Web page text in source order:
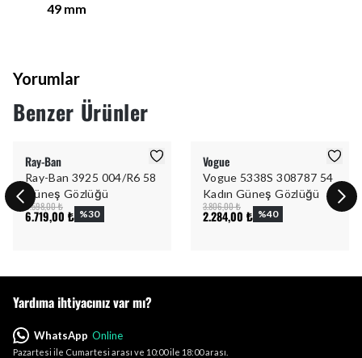
49 mm
Yorumlar
Benzer Ürünler
Ray-Ban
Ray-Ban 3925 004/R6 58
Güneş Gözlüğü
9.598,00 ₺
6.719,00 ₺ %30
Vogue
Vogue 5338S 308787 54
Kadın Güneş Gözlüğü
3.806,00 ₺
2.284,00 ₺ %40
Yardıma ihtiyacınız var mı?
WhatsApp Online
Pazartesi ile Cumartesi arası ve 10:00 ile 18:00 arası.